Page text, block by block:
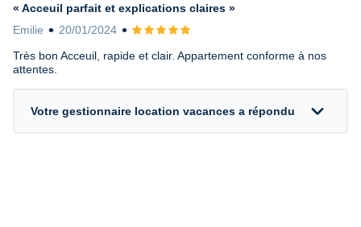
« Acceuil parfait et explications claires »
Emilie
20/01/2024
Avis 5 sur 5
Très bon Acceuil, rapide et clair. Appartement conforme à nos
attentes.
Votre gestionnaire location vacances a répondu expand_more